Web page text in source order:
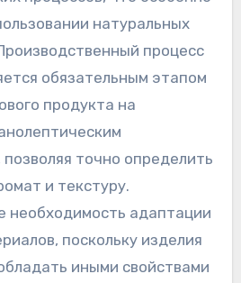
натуральных
процесс
обязательным этапом
продукта на
точно определить
и текстуру.
необходимость адаптации
поскольку изделия
иными свойствами